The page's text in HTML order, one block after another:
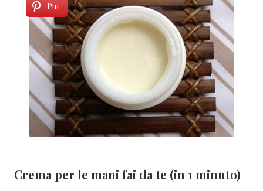
Pin
Crema per le mani fai da te (in 1 minuto)